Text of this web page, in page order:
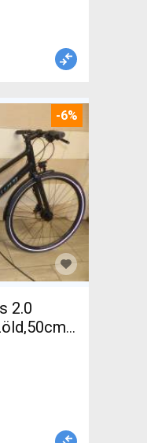
-6%
2.0